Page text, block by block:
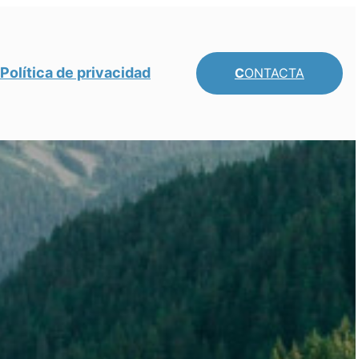
Política de privacidad CONTACTA